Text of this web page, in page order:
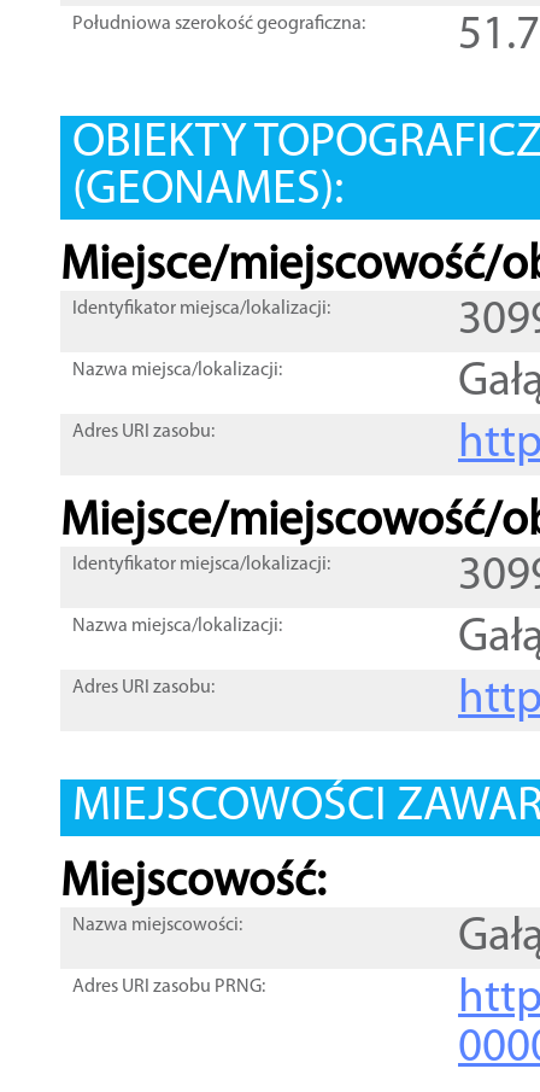
Południowa szerokość geograficzna:
OBIEKTY
(GEONAMES):
Miejsce/miejscowość/
Identyfikator miejsca/lokalizacji:
Nazwa miejsca/lokalizacji:
Adres URI zasobu:
Miejsce/miejscowość/
Identyfikator miejsca/lokalizacji:
Nazwa miejsca/lokalizacji:
Adres URI zasobu:
MIEJSCOWOŚCI
Miejscowość:
Nazwa miejscowości:
Adres URI zasobu PRNG: